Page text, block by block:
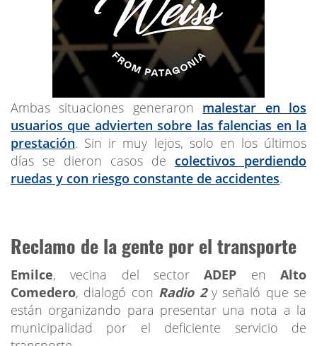
Ambas situaciones generaron malestar en los
usuarios que advierten sobre las falencias en la
prestación. Sin ir muy lejos, solo en los últimos
días se dieron casos de colectivos perdiendo
ruedas y con riesgo constante de accidentes.
Reclamo de la gente por el transporte
Emilce, vecina del sectorADEP enAlto
Comedero, dialogó con Radio 2y señaló que se
están organizando para presentar una nota a la
municipalidad por el deficiente servicio de